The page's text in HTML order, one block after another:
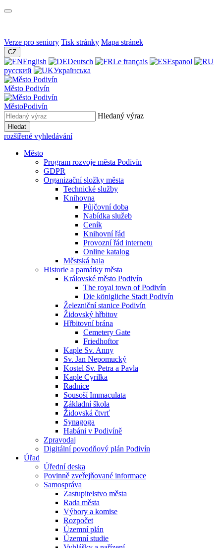
Verze pro seniory Tisk stránky Mapa stránek
CZ
English Deutsch Le français
Espanol
русский
Українська
Město Podivín
MěstoPodivín
Hledaný výraz
Hledat
rozšířené vyhledávání
Město
Program rozvoje města Podivín
GDPR
Organizační složky města
Technické služby
Knihovna
Půjčovní doba
Nabídka služeb
Ceník
Knihovní řád
Provozní řád internetu
Online katalog
Městská hala
Historie a památky města
Královské město Podivín
The royal town of Podivín
Die königliche Stadt Podivín
Železniční stanice Podivín
Židovský hřbitov
Hřbitovní brána
Cemetery Gate
Friedhoftor
Kaple Sv. Anny
Sv. Jan Nepomucký
Kostel Sv. Petra a Pavla
Kaple Cyrilka
Radnice
Sousoší Immaculata
Základní škola
Židovská čtvrť
Synagoga
Habáni v Podivíně
Zpravodaj
Digitální povodňový plán Podivín
Úřad
Úřední deska
Povinně zveřejňované informace
Samospráva
Zastupitelstvo města
Rada města
Výbory a komise
Rozpočet
Územní plán
Územní studie